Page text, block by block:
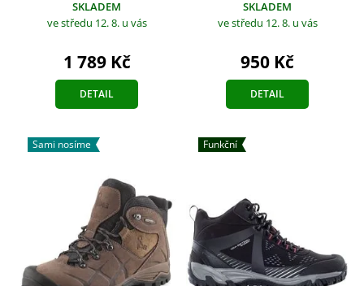
SKLADEM
ve středu 12. 8. u vás
1 789 Kč
DETAIL
SKLADEM
ve středu 12. 8. u vás
950 Kč
DETAIL
Sami nosíme Funkční